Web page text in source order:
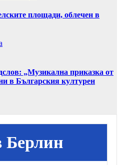
площади, облечен в
„Музикална приказка от
в Българския културен
Берлин